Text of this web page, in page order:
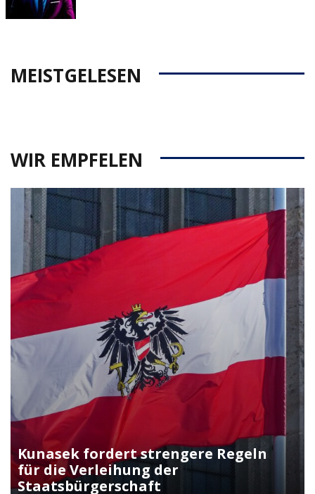
MEISTGELESEN
WIR EMPFELEN
Kunasek fordert strengere Regeln
für die Verleihung der
Staatsbürgerschaft